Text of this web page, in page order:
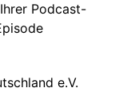
Podcast-
e.V.